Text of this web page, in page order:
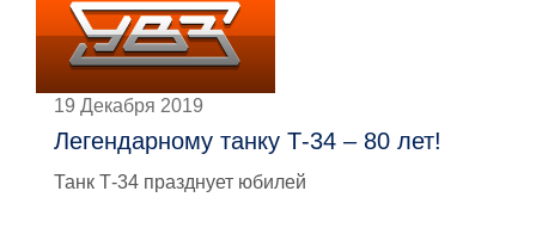
19 Декабря 2019
Легендарному танку Т-34 – 80 лет!
Танк Т-34 празднует юбилей